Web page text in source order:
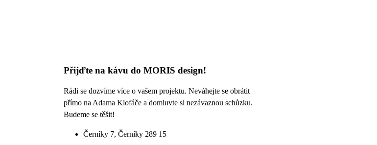
Přijďte na kávu do MORIS design!
Rádi se dozvíme více o vašem projektu. Neváhejte se obrátit
přímo na Adama Klofáče a domluvte si nezávaznou schůzku.
Budeme se těšit!
Černíky 7, Černíky 289 15